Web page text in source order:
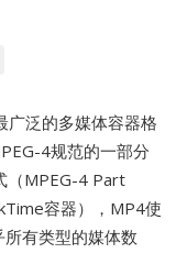
泛的多媒体容器格
4规范的一部分
（MPEG-4 Part
容器），MP4使
有类型的媒体数